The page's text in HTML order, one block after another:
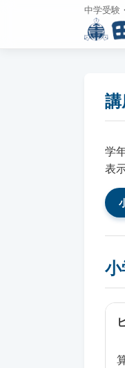
中学受験
学
表